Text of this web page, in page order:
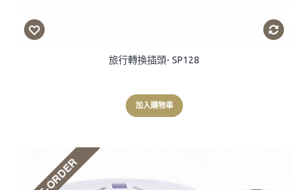
旅行轉換插頭- SP128
加入購物車